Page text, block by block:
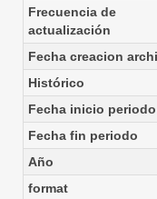
Frecuencia de
actualización
Fecha creacion
Histórico
Fecha inicio periodo
Fecha fin periodo
Año
format